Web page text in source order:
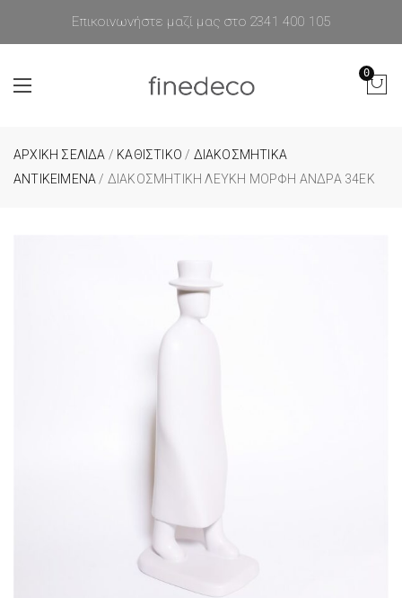
Επικοινωνήστε μαζί μας στο 2341 400 105
0
ΑΡΧΙΚΉ ΣΕΛΊΔΑ / ΚΑΘΙΣΤΙΚΟ / ΔΙΑΚΟΣΜΗΤΙΚΑ
ΑΝΤΙΚΕΙΜΕΝΑ / ΔΙΑΚΟΣΜΗΤΙΚΉ ΛΕΥΚΉ ΜΟΡΦΉ ΆΝΔΡΑ 34ΕΚ